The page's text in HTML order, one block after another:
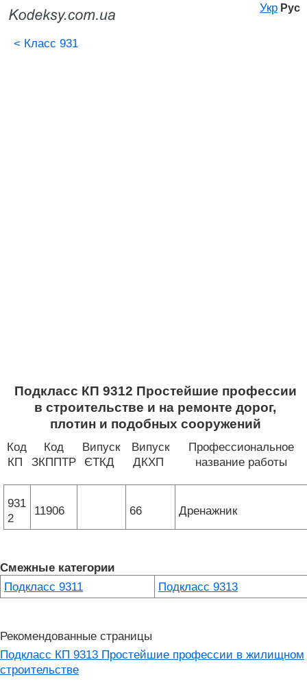
Укр Рус
< Класс 931
Подкласс КП 9312 Простейшие профессии
в строительстве и на ремонте дорог,
плотин и подобных сооружений
Код
КП
Код
ЗКППТР
Випуск
ЄТКД
Випуск
ДКХП
Профессиональное
название работы
931
2
11906 66 Дренажник
Смежные категории
Подкласс 9311
Подкласс 9313
Рекомендованные страницы
Подкласс КП 9313 Простейшие профессии в жилищном
строительстве